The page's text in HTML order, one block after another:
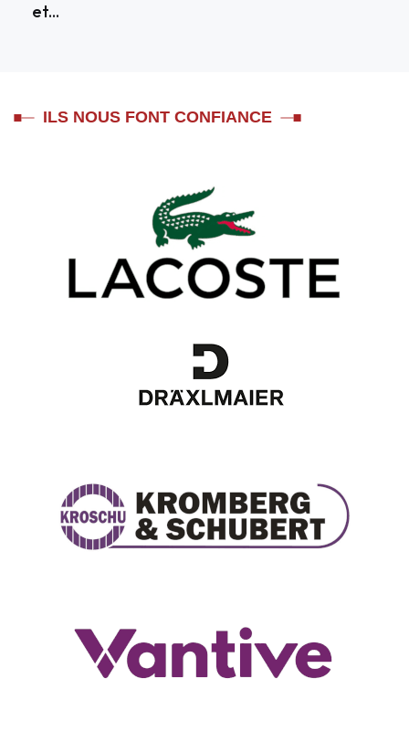
et...
ILS NOUS FONT CONFIANCE